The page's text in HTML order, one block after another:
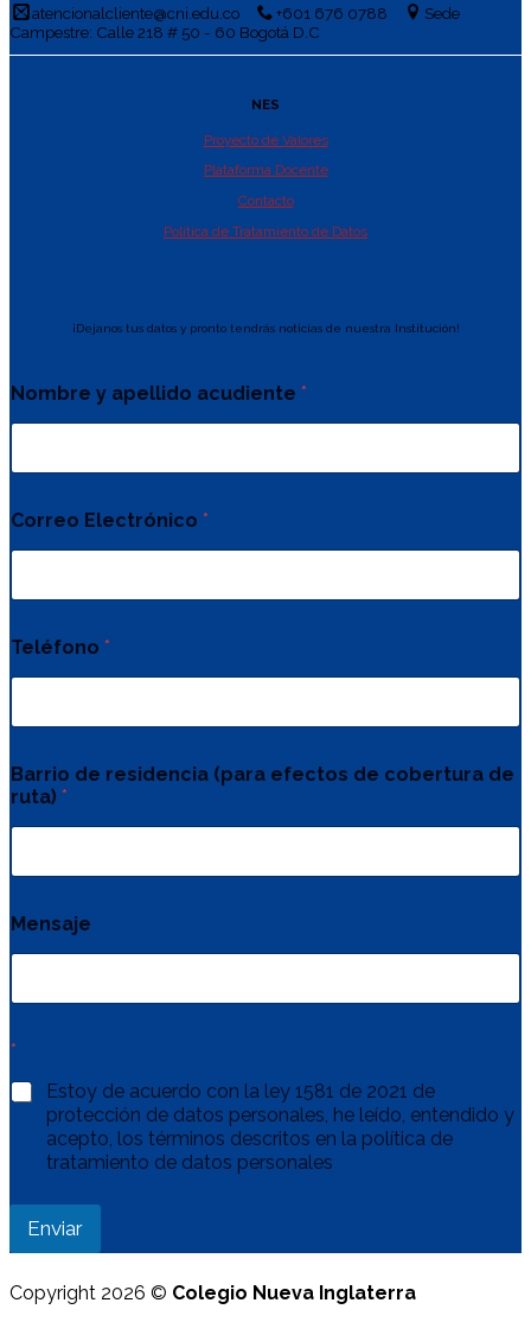
atencionalcliente@cni.edu.co +601 676 0788
Sede
Campestre: Calle 218 # 50 - 60 Bogotá D.C
NES
Proyecto de Valores
Plataforma Docente
Contacto
Política de Tratamiento de Datos
¡Dejanos tus datos y pronto tendrás noticias de nuestra Institución!
Nombre y apellido acudiente *
Correo Electrónico *
Teléfono *
Barrio de residencia (para efectos de cobertura de
ruta) *
Mensaje
*
Estoy de acuerdo con la ley 1581 de 2021 de
protección de datos personales, he leído, entendido y
acepto, los términos descritos en la política de
tratamiento de datos personales
Enviar
Copyright 2026 © Colegio Nueva Inglaterra